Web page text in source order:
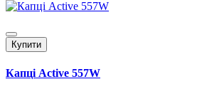
Купити
Капці Active 557W